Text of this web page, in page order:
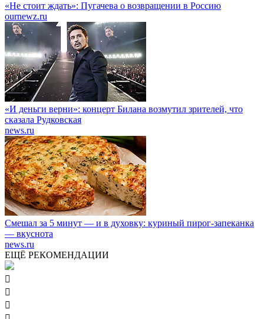
«Не стоит ждать»: Пугачева о возвращении в Россию
ournewz.ru
«И деньги верни»: концерт Билана возмутил зрителей, что
сказала Рудковская
news.ru
Смешал за 5 минут — и в духовку: куриный пирог-запеканка
— вкуснота
news.ru
ЕЩЁ РЕКОМЕНДАЦИИ


